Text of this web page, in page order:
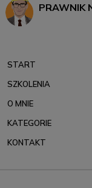
PRAWNIK
START
SZKOLENIA
O MNIE
KATEGORIE
KONTAKT